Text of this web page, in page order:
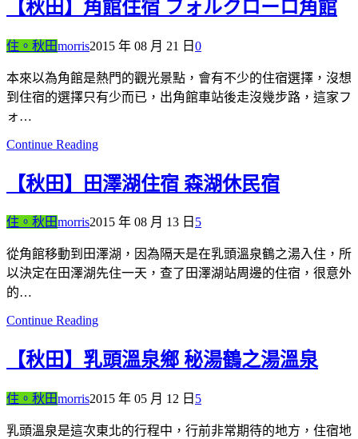
【秋田】角館住宿 フォルクローロ角館
住。秋田morris2015 年 08 月 21 日 0
本來以為角館是熱門的觀光景點，會有不少的住宿選擇，沒想
到住宿的選擇只有少而已，出角館車站後走沒幾步路，這家フ
ォ…
Continue Reading
【秋田】田澤湖住宿 森湖休民宿
住。秋田morris2015 年 08 月 13 日 5
從角館移動到田澤湖，因為隔天是在乳頭溫泉鶴之湯入住，所
以決定在田澤湖先住一天，查了田澤湖站周邊的住宿，很意外
的…
Continue Reading
【秋田】乳頭溫泉鄉 秘湯鶴之湯溫泉
住。秋田morris2015 年 05 月 12 日 5
乳頭溫泉是這次東北的行程中，行前非常期待的地方，住宿地